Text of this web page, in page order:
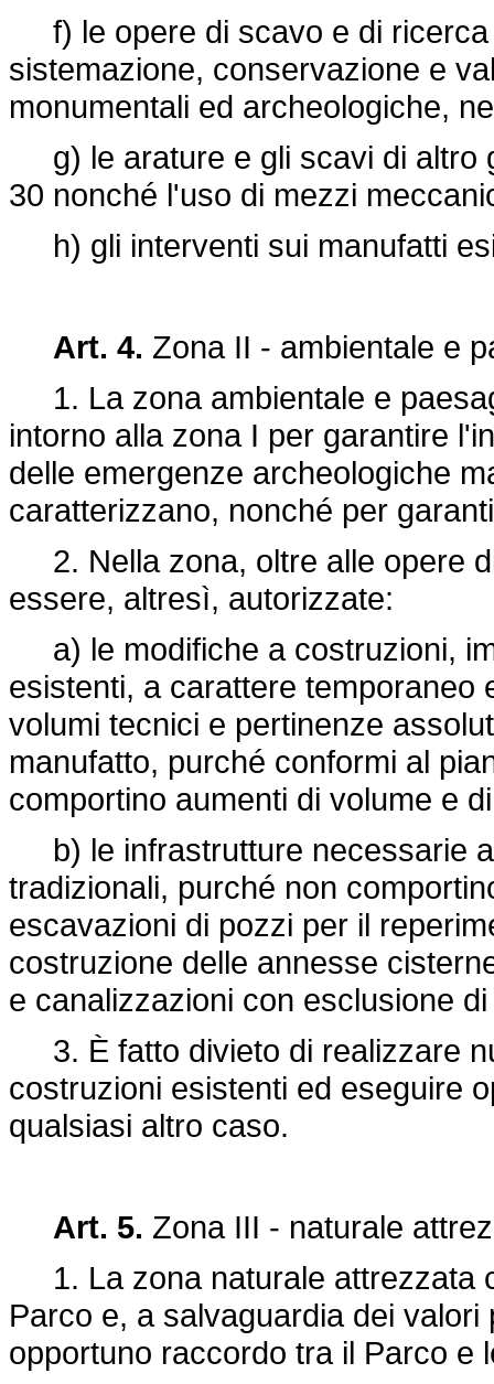
f) le opere di scavo e di ricerca
sistemazione, conservazione e
monumentali ed archeologiche,
g) le arature e gli scavi di altro
30 nonché l'uso di mezzi
h) gli interventi sui manufatti
Art. 4. Zona II - ambientale e
1. La zona ambientale e
intorno alla zona I per garantire
delle emergenze archeologiche
caratterizzano, nonché per
2. Nella zona, oltre alle opere
essere, altresì, autorizzate:
a) le modifiche a costruzioni,
esistenti, a carattere
volumi tecnici e pertinenze
manufatto, purché conformi al
comportino aumenti di volume e
b) le infrastrutture necessarie
tradizionali, purché non
escavazioni di pozzi per il
costruzione delle annesse
e canalizzazioni con esclusione
3. È fatto divieto di realizzare
costruzioni esistenti ed eseguire
qualsiasi altro caso.
Art. 5. Zona III - naturale
1. La zona naturale attrezzata
Parco e, a salvaguardia dei
opportuno raccordo tra il Parco e